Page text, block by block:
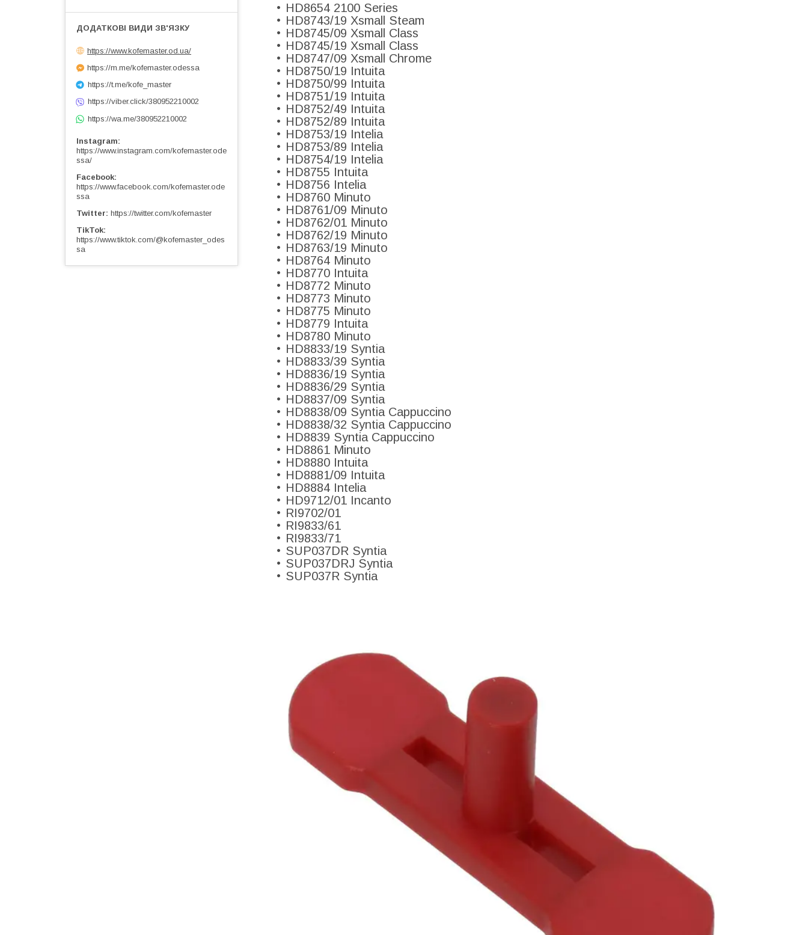
HD8654 2100 Series
HD8743/19 Xsmall Steam
HD8745/09 Xsmall Class
HD8745/19 Xsmall Class
HD8747/09 Xsmall Chrome
HD8750/19 Intuita
HD8750/99 Intuita
HD8751/19 Intuita
HD8752/49 Intuita
HD8752/89 Intuita
HD8753/19 Intelia
HD8753/89 Intelia
HD8754/19 Intelia
HD8755 Intuita
HD8756 Intelia
HD8760 Minuto
HD8761/09 Minuto
HD8762/01 Minuto
HD8762/19 Minuto
HD8763/19 Minuto
HD8764 Minuto
HD8770 Intuita
HD8772 Minuto
HD8773 Minuto
HD8775 Minuto
HD8779 Intuita
HD8780 Minuto
HD8833/19 Syntia
HD8833/39 Syntia
HD8836/19 Syntia
HD8836/29 Syntia
HD8837/09 Syntia
HD8838/09 Syntia Cappuccino
HD8838/32 Syntia Cappuccino
HD8839 Syntia Cappuccino
HD8861 Minuto
HD8880 Intuita
HD8881/09 Intuita
HD8884 Intelia
HD9712/01 Incanto
RI9702/01
RI9833/61
RI9833/71
SUP037DR Syntia
SUP037DRJ Syntia
SUP037R Syntia
https://www.kofemaster.od.ua/
https://m.me/kofemaster.odessa
https://t.me/kofe_master
https://viber.click/380952210002
https://wa.me/380952210002
Instagram
https://www.instagram.com/kofemaster.ode
ssa/
Facebook
https://www.facebook.com/kofemaster.ode
ssa
Twitter https://twitter.com/kofemaster
TikTok
https://www.tiktok.com/@kofemaster_odes
sa